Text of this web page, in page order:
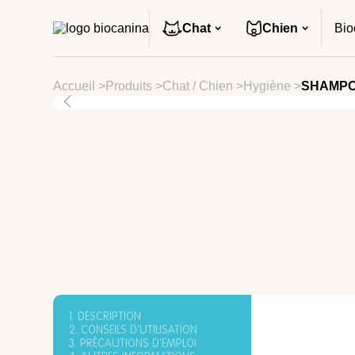
Chat Chien
Accueil >Produits >Chat / Chien >Hygiène >
1. DESCRIPTION
2. CONSEILS D'UTILISATION
3. PRÉCAUTIONS D'EMPLOI